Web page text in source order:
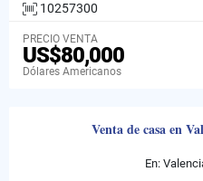
10257300
PRECIO VENTA
US$80,000
Dólares Americanos
Venta de casa en
En: